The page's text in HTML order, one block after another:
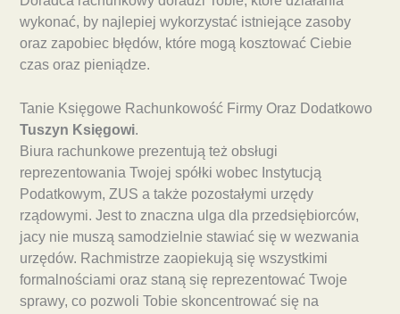
wykonać, by najlepiej wykorzystać istniejące zasoby
oraz zapobiec błędów, które mogą kosztować Ciebie
czas oraz pieniądze.
Tanie Księgowe Rachunkowość Firmy Oraz Dodatkowo
Tuszyn Księgowi.
Biura rachunkowe prezentują też obsługi
reprezentowania Twojej spółki wobec Instytucją
Podatkowym, ZUS a także pozostałymi urzędy
rządowymi. Jest to znaczna ulga dla przedsiębiorców,
jacy nie muszą samodzielnie stawiać się w wezwania
urzędów. Rachmistrze zaopiekują się wszystkimi
formalnościami oraz staną się reprezentować Twoje
sprawy, co pozwoli Tobie skoncentrować się na